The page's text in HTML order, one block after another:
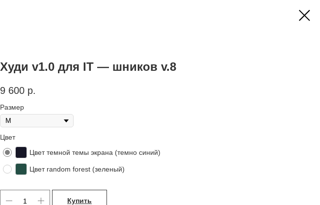
Худи v1.0 для IT — шников v.8
9 600 р.
Размер
Цвет
Цвет темной темы экрана (темно синий)
Цвет random forest (зеленый)
Купить